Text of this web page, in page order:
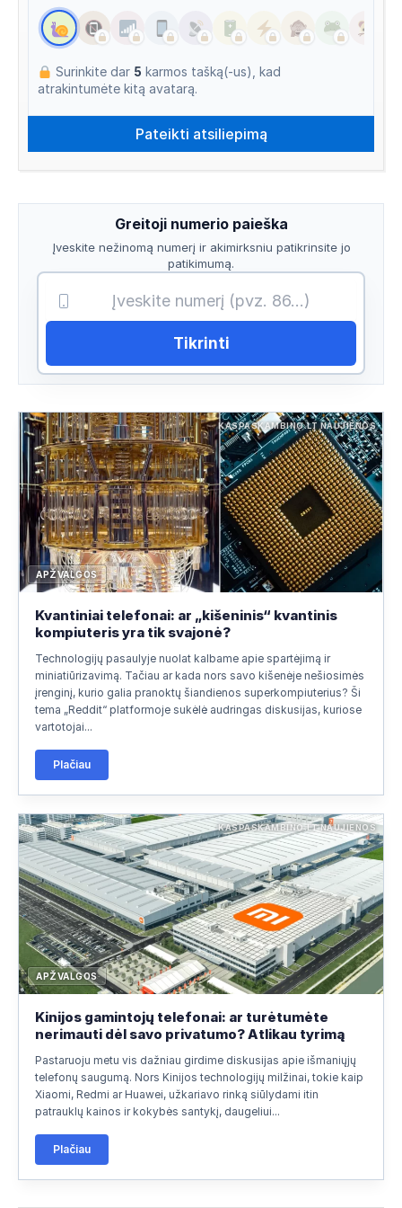
Surinkite dar 5 karmos tašką(-us), kad
atrakintumėte kitą avatarą.
Greitoji numerio paieška
Įveskite nežinomą numerį ir akimirksniu patikrinsite jo
patikimumą.
Tikrinti
KASPASKAMBINO.LT NAUJIENOS
APŽVALGOS
Kvantiniai telefonai: ar „kišeninis“ kvantinis
kompiuteris yra tik svajonė?
Technologijų pasaulyje nuolat kalbame apie spartėjimą ir
miniatiūrizavimą. Tačiau ar kada nors savo kišenėje nešiosimės
įrenginį, kurio galia pranoktų šiandienos superkompiuterius? Ši
tema „Reddit“ platformoje sukėlė audringas diskusijas, kuriose
vartotojai...
Plačiau
KASPASKAMBINO.LT NAUJIENOS
APŽVALGOS
Kinijos gamintojų telefonai: ar turėtumėte
nerimauti dėl savo privatumo? Atlikau tyrimą
Pastaruoju metu vis dažniau girdime diskusijas apie išmaniųjų
telefonų saugumą. Nors Kinijos technologijų milžinai, tokie kaip
Xiaomi, Redmi ar Huawei, užkariavo rinką siūlydami itin
patrauklų kainos ir kokybės santykį, daugeliui...
Plačiau